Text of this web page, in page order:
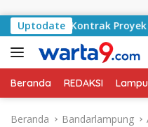
Uptodate
Kontrak Proyek
Beranda REDAKSI
Beranda Bandarlampung